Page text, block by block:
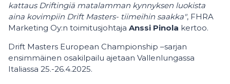
kattaus Driftingiä matalamman kynnyksen luokista
aina kovimpiin Drift Masters- tiimeihin saakka", FHRA
Marketing Oy:n toimitusjohtaja Anssi Pinola kertoo.
Drift Masters European Championship –sarjan
ensimmäinen osakilpailu ajetaan Vallenlungassa
Italiassa 25.-26.4.2025.